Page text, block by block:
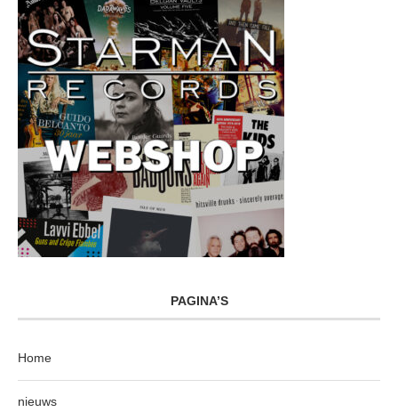
PAGINA’S
Home
nieuws